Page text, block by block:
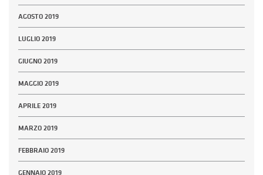
AGOSTO 2019
LUGLIO 2019
GIUGNO 2019
MAGGIO 2019
APRILE 2019
MARZO 2019
FEBBRAIO 2019
GENNAIO 2019